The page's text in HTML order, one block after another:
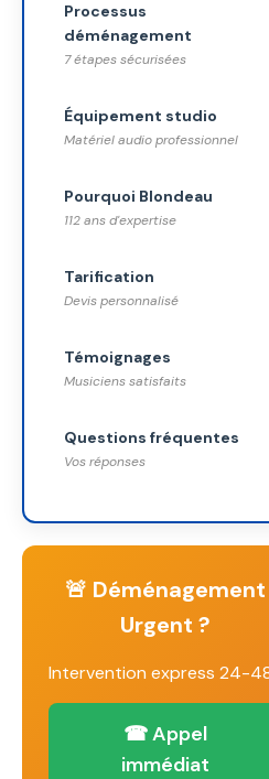
Processus
déménagement
7 étapes sécurisées
Équipement studio
Matériel audio professionnel
Pourquoi Blondeau
112 ans d'expertise
Tarification
Devis personnalisé
Témoignages
Musiciens satisfaits
Questions fréquentes
Vos réponses
🚨 Déménagement
Urgent ?
Intervention express 24-
☎ Appel
immédiat